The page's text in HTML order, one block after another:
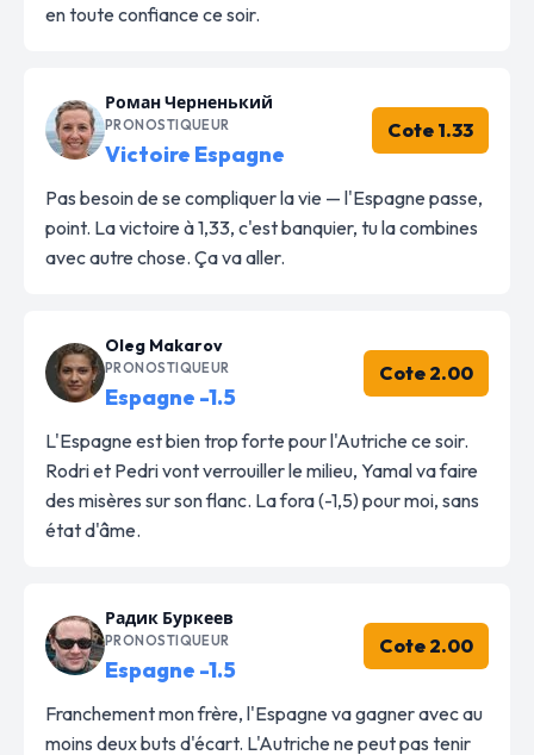
en toute confiance ce soir.
Роман Черненький
PRONOSTIQUEUR
Victoire Espagne
Cote 1.33
Pas besoin de se compliquer la vie — l'Espagne passe,
point. La victoire à 1,33, c'est banquier, tu la combines
avec autre chose. Ça va aller.
Oleg Makarov
PRONOSTIQUEUR
Espagne -1.5
Cote 2.00
L'Espagne est bien trop forte pour l'Autriche ce soir.
Rodri et Pedri vont verrouiller le milieu, Yamal va faire
des misères sur son flanc. La fora (-1,5) pour moi, sans
état d'âme.
Радик Буркеев
PRONOSTIQUEUR
Espagne -1.5
Cote 2.00
Franchement mon frère, l'Espagne va gagner avec au
moins deux buts d'écart. L'Autriche ne peut pas tenir